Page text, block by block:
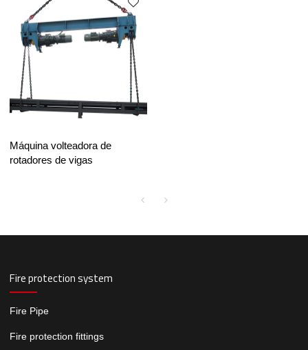
Máquina volteadora de
rotadores de vigas
Fire protection system
Fire Pipe
Fire protection fittings